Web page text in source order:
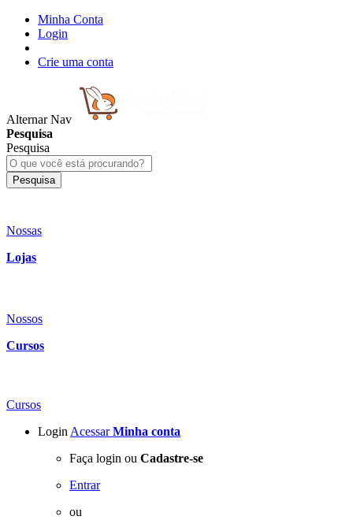
Minha Conta
Login
Crie uma conta
Alternar Nav
Pesquisa
Pesquisa
Pesquisa
Nossas
Lojas
Nossos
Cursos
Cursos
Login Acessar Minha conta
Faça login ou Cadastre-se
Entrar
ou